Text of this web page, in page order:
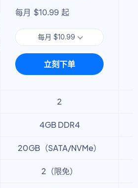
每月 $10.99 起
每月 $10.99
立刻下单
2
4GB DDR4
20GB（SATA/NVMe）
2（限免）